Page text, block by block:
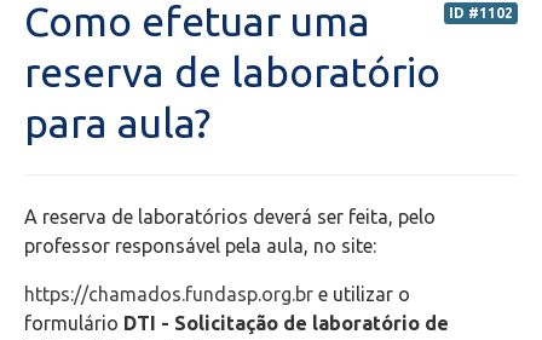
Wifi
Laboratórios
ID #1102
Como efetuar uma
reserva de laboratório
para aula?
A reserva de laboratórios deverá ser feita, pelo
professor responsável pela aula, no site:
https://chamados.fundasp.org.br e utilizar o
formulário DTI - Solicitação de laboratório de